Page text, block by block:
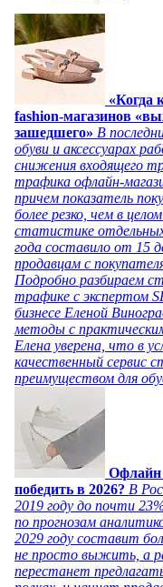
«Когда
fashion-магазинов
зашедшего» В
обуви и аксессуарах
снижения входящего
трафика офлайн-
причем показатель
более резко, чем в
статистике
года составило от 15
продавцам с
Подробно разбираем
трафике с экспертом
бизнесе Еленой
методы с
Елена уверена, что в
качественный сервис
преимуществом для
Офлайн
победить в 2026? В
2019 году до почти
по прогнозам
2029 году составит
не просто выжить, а
перестанет